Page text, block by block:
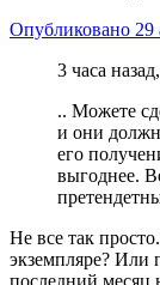
Опубликовано 29
3 часа
.. Можете
и они
его
выгоднее.
Не все так
экземпляре? Или
последний месяц